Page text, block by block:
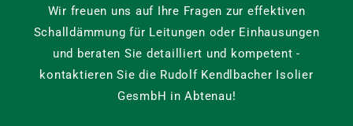
Wir freuen uns auf Ihre Fragen zur effektiven
Schalldämmung für Leitungen oder Einhausungen
und beraten Sie detailliert und kompetent -
kontaktieren Sie die Rudolf Kendlbacher Isolier
GesmbH in Abtenau!